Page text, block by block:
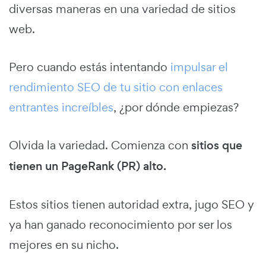
diversas maneras en una variedad de sitios
web.
Pero cuando estás intentando impulsar el
rendimiento SEO de tu sitio con enlaces
entrantes increíbles, ¿por dónde empiezas?
Olvida la variedad. Comienza con sitios que
tienen un PageRank (PR) alto.
Estos sitios tienen autoridad extra, jugo SEO y
ya han ganado reconocimiento por ser los
mejores en su nicho.